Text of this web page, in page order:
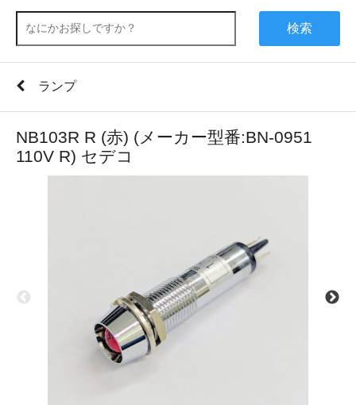
検索
ランプ
NB103R R (赤) (メーカー型番:BN-0951
110V R) セデコ